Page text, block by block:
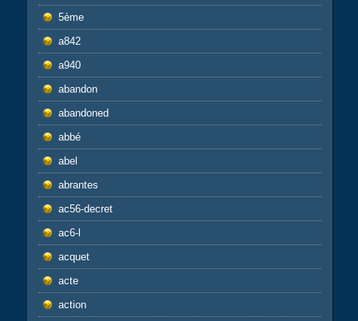
5ème
a842
a940
abandon
abandoned
abbé
abel
abrantes
ac56-decret
ac6-l
acquet
acte
action